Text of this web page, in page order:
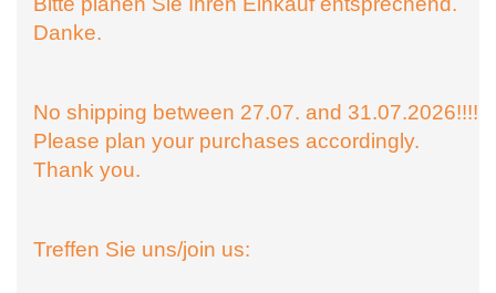
Danke.
No shipping between 27.07. and 31.07.2026!!!!
Please plan your purchases accordingly.
Thank you.
Treffen Sie uns/join us: